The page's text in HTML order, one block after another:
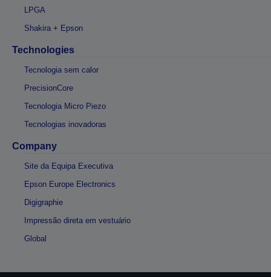
LPGA
Shakira + Epson
Technologies
Tecnologia sem calor
PrecisionCore
Tecnologia Micro Piezo
Tecnologias inovadoras
Company
Site da Equipa Executiva
Epson Europe Electronics
Digigraphie
Impressão direta em vestuário
Global